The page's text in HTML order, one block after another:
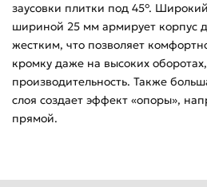
заусовки плитки под 45°.
шириной 25 мм армирует корпус
жестким, что позволяет
кромку даже на высоких
производительность. Также
слоя создает эффект «опоры»,
прямой.